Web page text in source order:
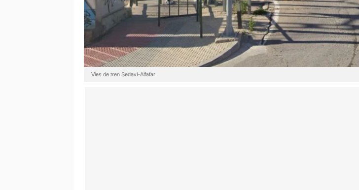
Vies de tren Sedaví-Alfafar